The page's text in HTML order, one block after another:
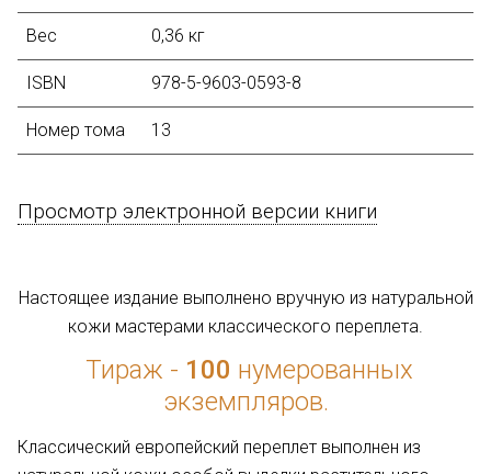
Вес 0,36 кг
ISBN 978-5-9603-0593-8
Номер тома 13
Просмотр электронной версии книги
Настоящее издание выполнено вручную из натуральной
кожи мастерами классического переплета.
Тираж - 100 нумерованных
экземпляров.
Классический европейский переплет выполнен из